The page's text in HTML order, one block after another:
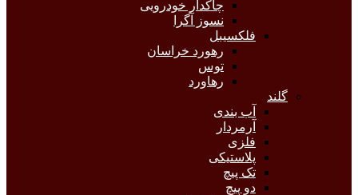
چاکدار خودرویی
نسوز آگرا
فلکسیبل
رهورد خراسان
توس
رهاورد
گلند
آب بندی
آرمردار
فلزی
پلاستیکی
تک پیچ
دو پیچ